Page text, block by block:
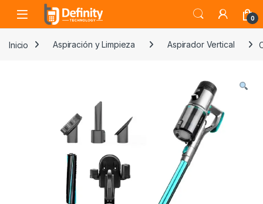
Skip to navigation
Skip to content
Open 0
Inicio Aspiración y Limpieza Aspirador Vertical